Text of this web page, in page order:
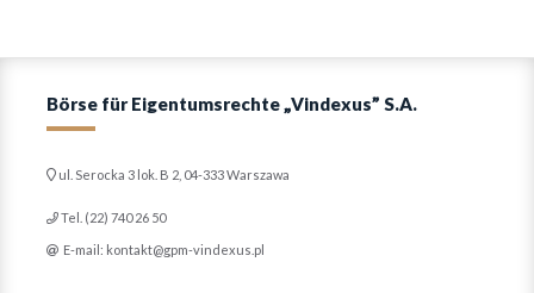
Börse für Eigentumsrechte „Vindexus” S.A.
ul. Serocka 3 lok. B 2, 04-333 Warszawa
Tel. (22) 740 26 50
E-mail: kontakt@gpm-vindexus.pl